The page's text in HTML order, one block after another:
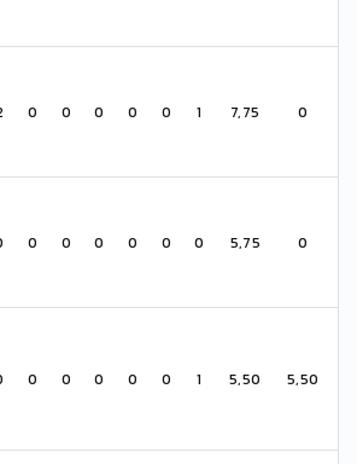
0 0 0 0 0 1 7,75 0
0 0 0 0 0 0 5,75 0
0 0 0 0 0 1 5,50 5,50